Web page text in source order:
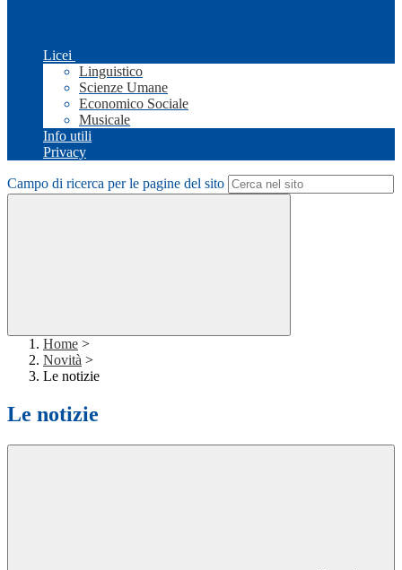
Licei
Linguistico
Scienze Umane
Economico Sociale
Musicale
Info utili
Privacy
Campo di ricerca per le pagine del sito
Home >
Novità >
Le notizie
Le notizie